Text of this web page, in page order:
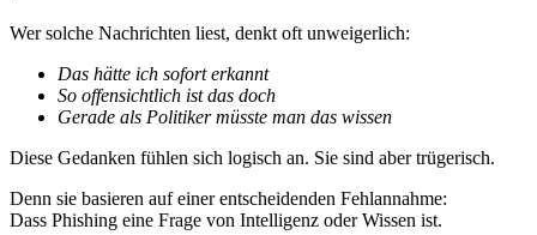
Wer solche Nachrichten liest, denkt oft unweigerlich:
Das hätte ich sofort erkannt
So offensichtlich ist das doch
Gerade als Politiker müsste man das wissen
Diese Gedanken fühlen sich logisch an. Sie sind aber trügerisch.
Denn sie basieren auf einer entscheidenden Fehlannahme:
Dass Phishing eine Frage von Intelligenz oder Wissen ist.